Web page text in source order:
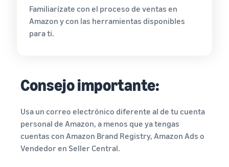
Familiarízate con el proceso de ventas en
Amazon y con las herramientas disponibles
para ti.
Consejo importante:
Usa un correo electrónico diferente al de tu cuenta
personal de Amazon, a menos que ya tengas
cuentas con Amazon Brand Registry, Amazon Ads o
Vendedor en Seller Central.